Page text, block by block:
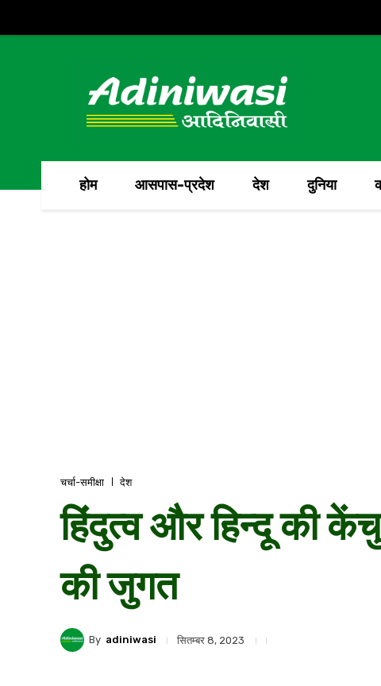
होम आसपास-प्रदेश देश दुनिया
चर्चा-समीक्षा देश
हिंदुत्व और हिन्दू की
की जुगत
By adiniwasi सितम्बर 8, 2023